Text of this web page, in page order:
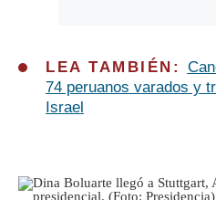
LEA TAMBIÉN:
74 peruanos varados y
Israel